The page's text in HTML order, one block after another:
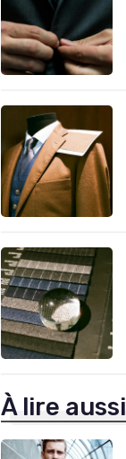
À lire aussi